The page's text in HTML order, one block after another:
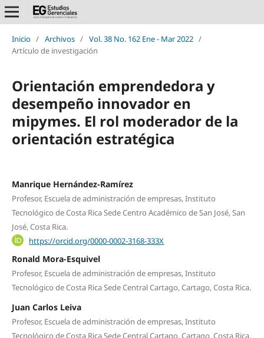
Inicio / Archivos / Vol. 38 No. 162 Ene - Mar 2022 /
Artículo de investigación
Orientación emprendedora y
desempeño innovador en
mipymes. El rol moderador de la
orientación estratégica
Manrique Hernández-Ramírez
Profesor, Escuela de administración de empresas, Instituto
Tecnológico de Costa Rica Sede Centro Académico de San José, San
José, Costa Rica.
https://orcid.org/0000-0002-3168-333X
Ronald Mora-Esquivel
Profesor, Escuela de administración de empresas, Instituto
Tecnológico de Costa Rica Sede Central Cartago, Cartago, Costa Rica.
Juan Carlos Leiva
Profesor, Escuela de administración de empresas, Instituto